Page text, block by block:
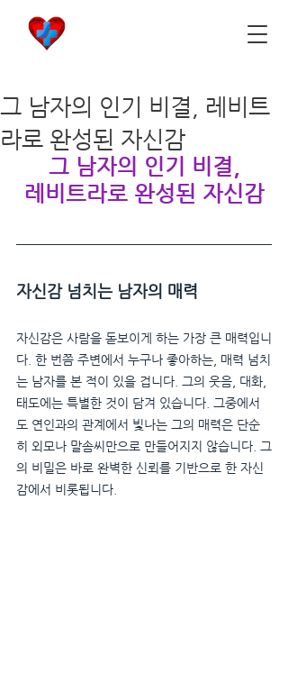
그 남자의 인기 비결, 레비트
라로 완성된 자신감
그 남자의 인기 비결,
레비트라로 완성된 자신감
자신감 넘치는 남자의 매력
자신감은 사람을 돋보이게 하는 가장 큰 매력입니
다. 한 번쯤 주변에서 누구나 좋아하는, 매력 넘치
는 남자를 본 적이 있을 겁니다. 그의 웃음, 대화,
태도에는 특별한 것이 담겨 있습니다. 그중에서
도 연인과의 관계에서 빛나는 그의 매력은 단순
히 외모나 말솜씨만으로 만들어지지 않습니다. 그
의 비밀은 바로 완벽한 신뢰를 기반으로 한 자신
감에서 비롯됩니다.